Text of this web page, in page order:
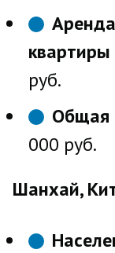
квартиры
руб.
Общая
000 руб.
Шанхай,